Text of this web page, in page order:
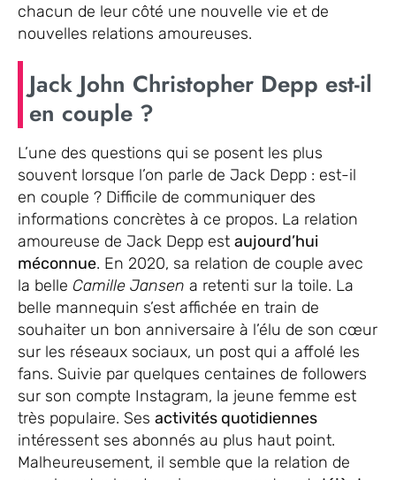
chacun de leur côté une nouvelle vie et de
nouvelles relations amoureuses.
Jack John Christopher Depp est-il
en couple ?
L’une des questions qui se posent les plus
souvent lorsque l’on parle de Jack Depp : est-il
en couple ? Difficile de communiquer des
informations concrètes à ce propos. La relation
amoureuse de Jack Depp est aujourd’hui
méconnue. En 2020, sa relation de couple avec
la belle Camille Jansen a retenti sur la toile. La
belle mannequin s’est affichée en train de
souhaiter un bon anniversaire à l’élu de son cœur
sur les réseaux sociaux, un post qui a affolé les
fans. Suivie par quelques centaines de followers
sur son compte Instagram, la jeune femme est
très populaire. Ses activités quotidiennes
intéressent ses abonnés au plus haut point.
Malheureusement, il semble que la relation de